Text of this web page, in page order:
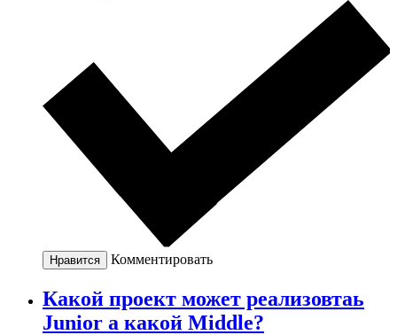
Нравится Комментировать
Какой проект может реализовтаь
Junior а какой Middle?